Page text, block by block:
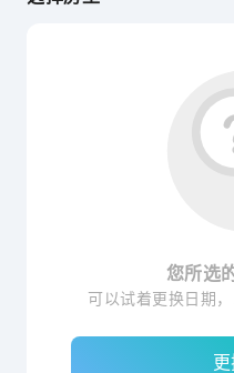
您所选
可以试着更换日期